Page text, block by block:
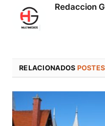
Redaccion
RELACIONADOS POSTES